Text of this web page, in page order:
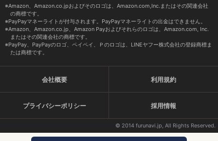
Amazon、Amazon.co.jpおよびそのロゴは、Amazon.com,Inc.またはその関連会社
の商標です。
PayPayマネーライトが付与されます。PayPayマネーライトの出金はできません。
Amazon、Amazon.co.jp、Amazon Payおよびそれらのロゴは、Amazon.com, Inc.
またはその関連会社の商標です。
PayPay、PayPayのロゴ、ペイペイ、Ｐのロゴは、LINEヤフー株式会社の登録商標ま
たは商標です。
会社概要 利用規約
プライバシーポリシー 採用情報
© 2014 furunavi.jp, All Rights Reserved.